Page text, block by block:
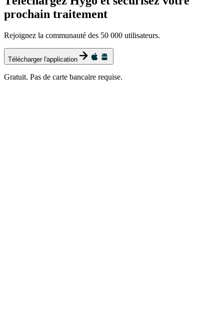
prochain traitement
Rejoignez la communauté des 50 000 utilisateurs.
Télécharger l'application
Gratuit. Pas de carte bancaire requise.